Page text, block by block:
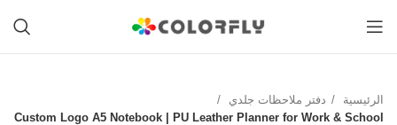
الرئيسية
دفتر ملاحظات جلدي
Custom Logo A5 Notebook | PU Leather Planner for Work & School